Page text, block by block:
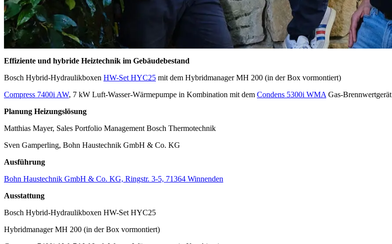
Effiziente und hybride Heiztechnik im Gebäudebestand
Bosch Hybrid-Hydraulikboxen HW-Set HYC25 mit dem Hybridmanager MH 200 (in der Box vormontiert)
Compress 7400i AW, 7 kW Luft-Wasser-Wärmepumpe in Kombination mit dem Condens 5300i WMA Gas-Brennwertgerät
Planung Heizungslösung
Matthias Mayer, Sales Portfolio Management Bosch Thermotechnik
Sven Gamperling, Bohn Haustechnik GmbH & Co. KG
Ausführung
Bohn Haustechnik GmbH & Co. KG, Ringstr. 3-5, 71364 Winnenden
Ausstattung
Bosch Hybrid-Hydraulikboxen HW-Set HYC25
Hybridmanager MH 200 (in der Box vormontiert)